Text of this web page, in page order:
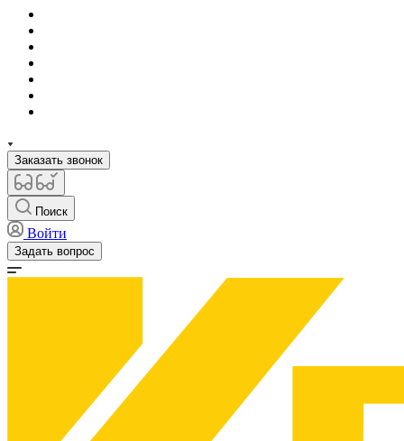
Заказать звонок
Поиск
Войти
Задать вопрос